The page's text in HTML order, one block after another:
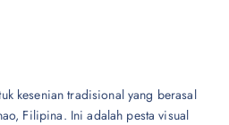
kesenian tradisional yang berasal
Filipina. Ini adalah pesta visual